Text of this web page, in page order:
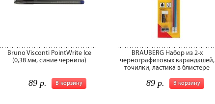
Bruno Visconti PointWrite Ice
(0,38 мм, синие чернила)
В корзину
89 р.
BRAUBERG Набор из 2-х
чернографитовых карандашей,
точилки, ластика в блистере
В корзину
89 р.